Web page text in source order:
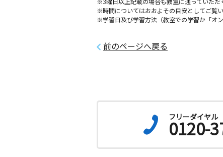
※時間についてはおおよその目安としてご覧
※学習日及び学習方法（教室での学習か「オ
前のページへ戻る
フリーダイヤル
0120-